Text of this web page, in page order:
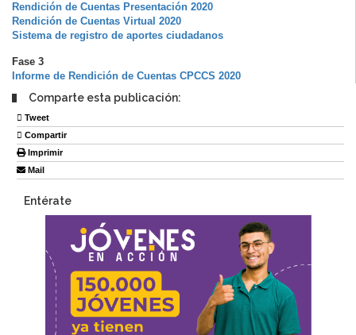
Rendición de Cuentas Presentación 2020
Rendición de Cuentas Virtual 2020
Sistema de registro de aportes ciudadanos
Fase 3
Informe de Rendición de Cuentas CPCCS 2020
Comparte esta publicación:
Tweet
Compartir
Imprimir
Mail
Entérate